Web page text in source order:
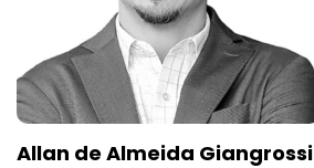
Allan de Almeida Giangrossi